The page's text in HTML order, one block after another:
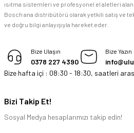
M... K... | 04/05/2026
ısıtma sistemleri ve profesyonel el aletleri
Bosch ana distribütörü olarak yetkili satış ve
ve doğru bilgi anlayışıyla hareket eder.
Bize Ulaşın
0378 227 4390
Bize Yazın
Bize hafta içi : 08:30 - 18:30, saatleri
Bizi Takip Et!
Sosyal Medya hesaplarımızı takip edin!